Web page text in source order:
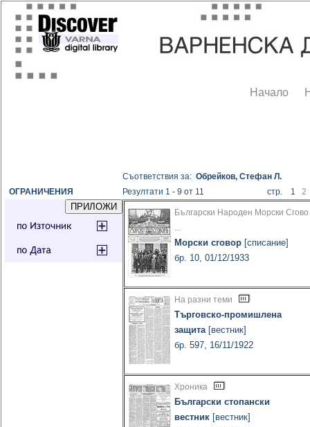
Начало
ОГРАНИЧЕНИЯ
Съответствия за:Обрейков, Стефан Л.
Резултати 1 - 9 от 11
стр. 12
Български Народен Морски Сгово
...
Морски сговор [списание]
бр. 10, 01/12/1933
На разни теми
Търговско-промишлена
защита[вестник]
бр. 597, 16/11/1922
Хроника
Български стопански
вестник [вестник]